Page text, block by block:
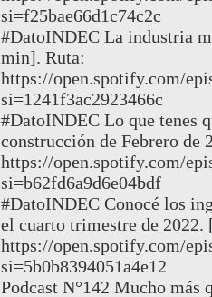
si=f25bae66d1c74c2c
#DatoINDEC La industria
min]. Ruta:
https://open.spotify.com/
si=1241f3ac2923466c
#DatoINDEC Lo que tenes
construcción de Febrero de
https://open.spotify.com/
si=b62fd6a9d6e04bdf
#DatoINDEC Conocé los
el cuarto trimestre de
https://open.spotify.com/
si=5b0b8394051a4e12
Podcast N°142 Mucho más